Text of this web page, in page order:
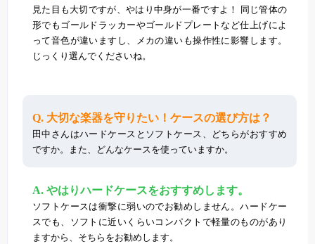
見た目も大切ですが、やはり中身が一番ですよ！ 同じ管体の
形でもゴールドラッカーやゴールドプレートなど仕上げによ
って音色が違いますし、メカの違いも操作性に影響します。
じっくり選んでくださいね。
Q. 大切な楽器を守りたい！ケースの選び方は？
田中さんはハードケースとソフトケース、どちらがおすすめ
ですか。また、どんなケースを使っていますか。
A. やはりハードケースをおすすめします。
ソフトケースは衝撃に弱いのでお勧めしません。ハードケー
スでも、ソフトに近いくらいコンパクトで軽量のものがあり
ますから、そちらをお勧めします。